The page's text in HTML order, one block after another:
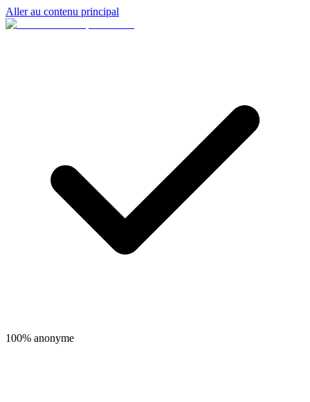
Aller au contenu principal
100% anonyme